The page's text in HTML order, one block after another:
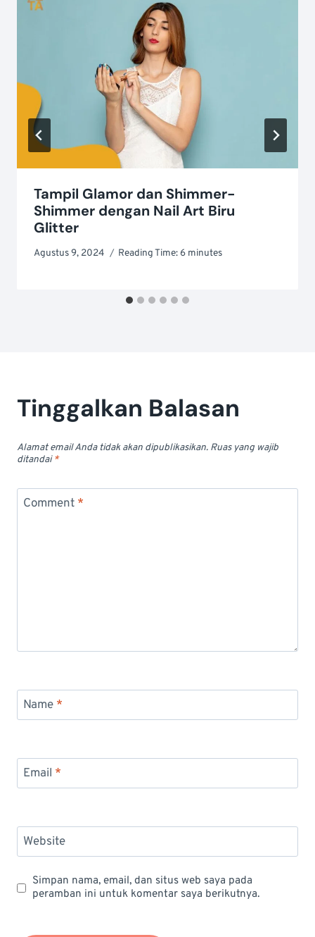
Tampil Glamor dan Shimmer-
Shimmer dengan Nail Art Biru
Glitter
Agustus 9, 2024 Reading Time: 6 minutes
Tinggalkan Balasan
Alamat email Anda tidak akan dipublikasikan. Ruas yang wajib
ditandai*
Comment *
Name *
Email *
Website
Simpan nama, email, dan situs web saya pada
peramban ini untuk komentar saya berikutnya.